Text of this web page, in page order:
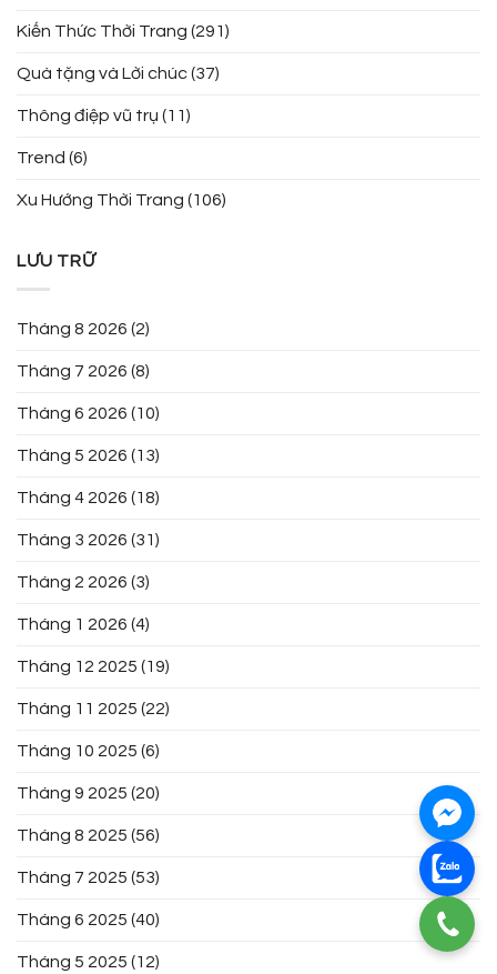
Kiến Thức Thời Trang (291)
Quà tặng và Lời chúc(37)
Thông điệp vũ trụ (11)
Trend (6)
Xu Hướng Thời Trang (106)
LƯU TRỮ
Tháng 8 2026 (2)
Tháng 7 2026 (8)
Tháng 6 2026 (10)
Tháng 5 2026 (13)
Tháng 4 2026 (18)
Tháng 3 2026 (31)
Tháng 2 2026 (3)
Tháng 1 2026 (4)
Tháng 12 2025 (19)
Tháng 11 2025 (22)
Tháng 10 2025 (6)
Tháng 9 2025 (20)
Tháng 8 2025 (56)
Tháng 7 2025 (53)
Tháng 6 2025 (40)
Tháng 5 2025 (12)